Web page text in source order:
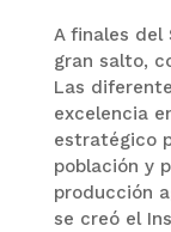
A finales del
gran salto,
Las
excelencia
estratégico
población y
producción
se creó el